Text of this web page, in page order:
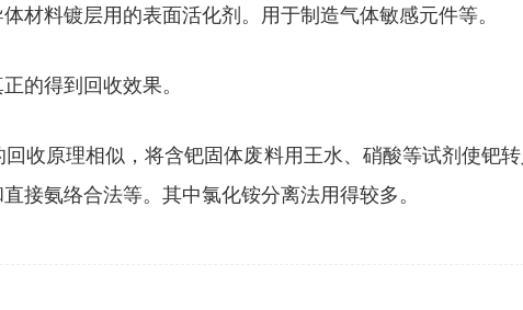
材料镀层用的表面活化剂。用于制造气体敏感元件等。
的得到回收效果。
收原理相似，将含钯固体废料用王水、硝酸等试剂使钯
接氨络合法等。其中氯化铵分离法用得较多。